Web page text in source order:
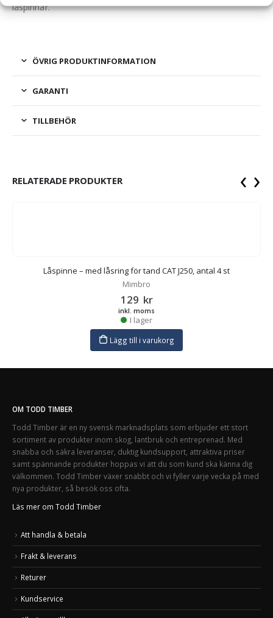
låspinnar.
ÖVRIG PRODUKTINFORMATION
GARANTI
TILLBEHÖR
RELATERADE PRODUKTER
Låspinne – med låsring för tand CAT J250, antal 4 st
Mimbro
129 kr
inkl. moms
I lager
Lägg till i varukorg
‹ ›
OM TODD TIMBER
Todd Timber är en ny svensk marknadsplats som erbjuder ett stort
sortiment av produkter inom skog, lantbruk och entreprenad. Med
snabba och säkra leveranser, duktig kundsupport, attraktiva priser
samt spännande produkter hoppas vi att du som kund ska känna dig
välkommen. Todd Timber växer snabbt och vi fyller varje vecka på med
nya produkter, så besök oss ofta.
Läs mer om Todd Timber
Att handla & betala
Frakt & leverans
Returer
Kundservice